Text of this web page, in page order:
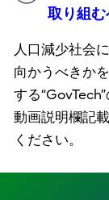
取り組
人口減少社会
向かうべきか
する
動画説明欄記
ください。